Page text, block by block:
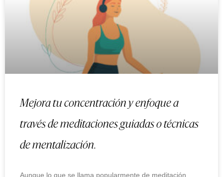
Mejora tu concentración y enfoque a
través de meditaciones guiadas o técnicas
de mentalización.
Aunque lo que se llama popularmente de meditación